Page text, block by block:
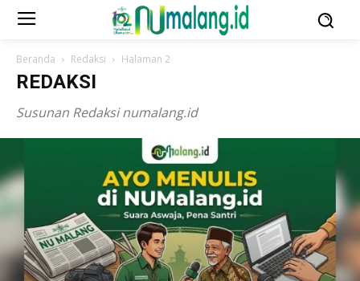
Beranda Redaksi Halaman 2
REDAKSI
Susunan Redaksi numalang.id